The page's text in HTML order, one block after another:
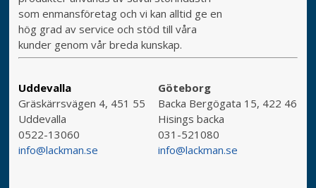
som enmansföretag och vi kan alltid ge en
hög grad av service och stöd till våra
kunder genom vår breda kunskap.
Uddevalla
Gräskärrsvägen 4, 451 55
Uddevalla
0522-13060
info@lackman.se
Göteborg
Backa Bergögata 15, 422 46
Hisings backa
031-521080
info@lackman.se